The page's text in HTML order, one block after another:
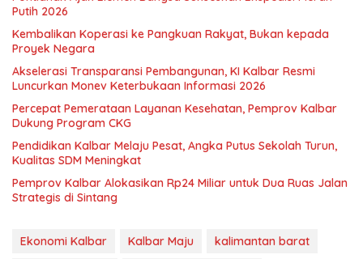
Putih 2026
Kembalikan Koperasi ke Pangkuan Rakyat, Bukan kepada
Proyek Negara
Akselerasi Transparansi Pembangunan, KI Kalbar Resmi
Luncurkan Monev Keterbukaan Informasi 2026
Percepat Pemerataan Layanan Kesehatan, Pemprov Kalbar
Dukung Program CKG
Pendidikan Kalbar Melaju Pesat, Angka Putus Sekolah Turun,
Kualitas SDM Meningkat
Pemprov Kalbar Alokasikan Rp24 Miliar untuk Dua Ruas Jalan
Strategis di Sintang
Ekonomi Kalbar Kalbar Maju
kalimantan barat